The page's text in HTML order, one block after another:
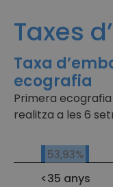
Taxes
Taxa
ecografia
Primera
realitza a les 6
Taxa d'embaràs
<35 anys
53,93%